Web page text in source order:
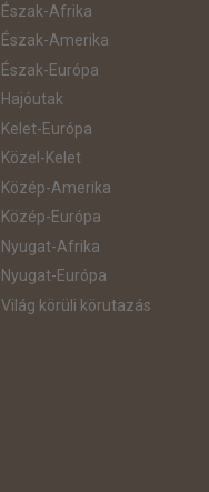
Észak-Afrika
Észak-Amerika
Észak-Európa
Hajóutak
Kelet-Európa
Közel-Kelet
Közép-Amerika
Közép-Európa
Nyugat-Afrika
Nyugat-Európa
Világ körüli körutazás